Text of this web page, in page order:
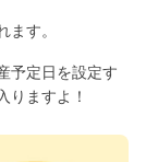
す。
予定日を設定す
りますよ！